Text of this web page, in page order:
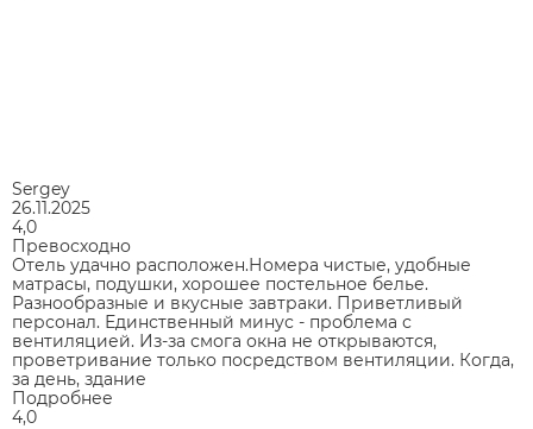
Sergey
26.11.2025
4,0
Превосходно
Отель удачно расположен.Номера чистые, удобные
матрасы, подушки, хорошее постельное белье.
Разнообразные и вкусные завтраки. Приветливый
персонал. Единственный минус - проблема с
вентиляцией. Из-за смога окна не открываются,
проветривание только посредством вентиляции. Когда,
за день, здание
Подробнее
4,0